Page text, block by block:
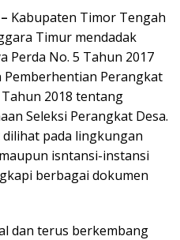
Kabupaten Timor Tengah
Timur mendadak
Perda No. 5 Tahun 2017
Perangkat
2018 tentang
Seleksi Perangkat Desa.
pada lingkungan
isntansi-instansi
berbagai dokumen
dan terus berkembang